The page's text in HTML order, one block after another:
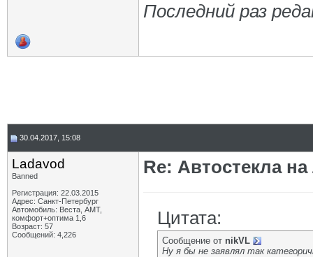
Последний раз
30.04.2017, 15:08
Ladavod
Banned
Регистрация: 22.03.2015
Адрес: Санкт-Петербург
Автомобиль: Веста, АМТ,
комфорт+оптима 1,6
Возраст: 57
Сообщений: 4,226
Re: Автостекла
Цитата:
Сообщение от nikVL
Ну я бы не заявлял так